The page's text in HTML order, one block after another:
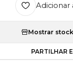
Adicionar
Mostrar
PARTILHAR